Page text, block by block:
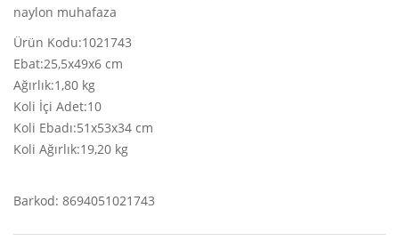
naylon muhafaza
Ürün Kodu:1021743
Ebat:25,5x49x6 cm
Ağırlık:1,80 kg
Koli İçi Adet:10
Koli Ebadı:51x53x34 cm
Koli Ağırlık:19,20 kg
Barkod: 8694051021743